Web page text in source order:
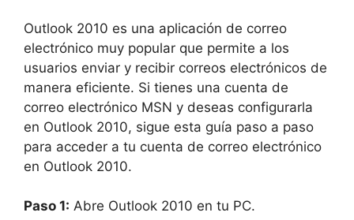
Outlook 2010 es una aplicación de correo
electrónico muy popular que permite a los
usuarios enviar y recibir correos electrónicos de
manera eficiente. Si tienes una cuenta de
correo electrónico MSN y deseas configurarla
en Outlook 2010, sigue esta guía paso a paso
para acceder a tu cuenta de correo electrónico
en Outlook 2010.
Paso 1: Abre Outlook 2010 en tu PC.